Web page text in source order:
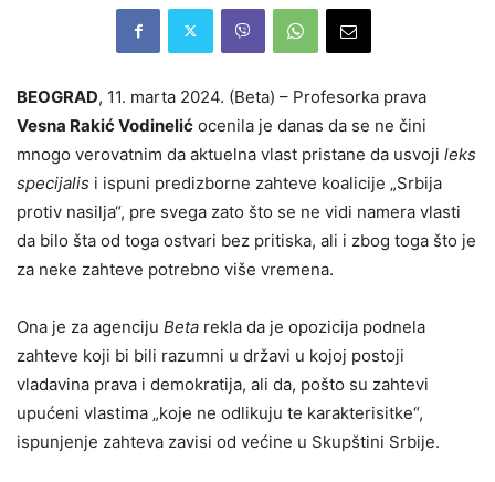
BEOGRAD, 11. marta 2024. (Beta) – Profesorka prava
Vesna Rakić Vodinelić ocenila je danas da se ne čini
mnogo verovatnim da aktuelna vlast pristane da usvoji leks
specijalis i ispuni predizborne zahteve koalicije „Srbija
protiv nasilja“, pre svega zato što se ne vidi namera vlasti
da bilo šta od toga ostvari bez pritiska, ali i zbog toga što je
za neke zahteve potrebno više vremena.
Ona je za agenciju Beta rekla da je opozicija podnela
zahteve koji bi bili razumni u državi u kojoj postoji
vladavina prava i demokratija, ali da, pošto su zahtevi
upućeni vlastima „koje ne odlikuju te karakterisitke“,
ispunjenje zahteva zavisi od većine u Skupštini Srbije.